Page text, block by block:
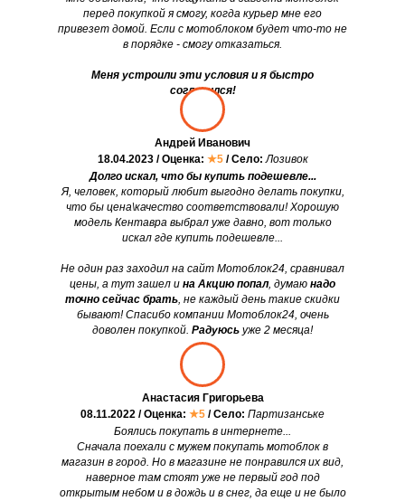
перед покупкой я смогу, когда курьер мне его
привезет домой. Если с мотоблоком будет что-то не
в порядке - смогу отказаться.
Меня устроили эти условия и я быстро
согласился!
Боялись покупать в интернете...
Сначала поехали с мужем покупать мотоблок в
магазин в город. Но в магазине не понравился их вид,
наверное там стоят уже не первый год под
открытым небом и в дождь и в снег, да еще и не было
Анастасия Григорьева
08.11.2022 / Оценка: ★5 / Село: Партизанське
Долго искал, что бы купить подешевле...
Я, человек, который любит выгодно делать покупки,
что бы цена\качество соответствовали! Хорошую
модель Кентавра выбрал уже давно, вот только
искал где купить подешевле...
Не один раз заходил на сайт Мотоблок24, сравнивал
цены, а тут зашел и на Акцию попал, думаю надо
точно сейчас брать, не каждый день такие скидки
бывают! Спасибо компании Мотоблок24, очень
доволен покупкой. Радуюсь уже 2 месяца!
Андрей Иванович
18.04.2023 / Оценка: ★5 / Село: Лозивок